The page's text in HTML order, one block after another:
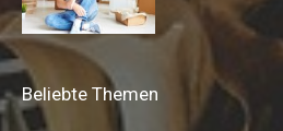
Beliebte Themen